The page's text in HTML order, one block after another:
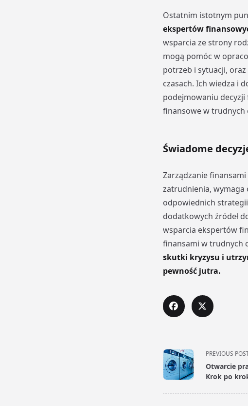
Ostatnim istotnym
ekspertów
wsparcia ze strony
mogą pomóc w
potrzeb i sytuacji,
czasach. Ich wiedza i
podejmowaniu
finansowe w trudnych
Świadome
Zarządzanie
zatrudnienia, wymaga
odpowiednich
dodatkowych źródeł
wsparcia ekspertów
finansami w trudnych
skutki kryzysu i
pewność jutra.
<span
class="nav-
subtitle
PREVIOUS
Otwarcie
Krok po